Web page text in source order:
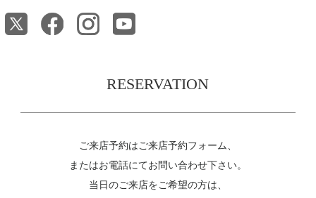
RESERVATION
ご来店予約はご来店予約フォーム、
またはお電話にてお問い合わせ下さい。
当日のご来店をご希望の方は、